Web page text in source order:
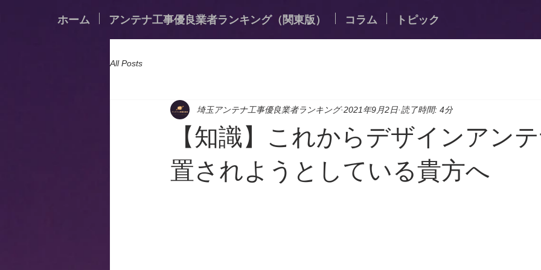
All Posts
【知識】これからデザインアン
置されようとしている貴方へ
埼玉アンテナ工事優良業者ランキング 2021年9月2日 読了時間: 4分
ホーム アンテナ工事優良業者ランキング（関東版） コラム トピック